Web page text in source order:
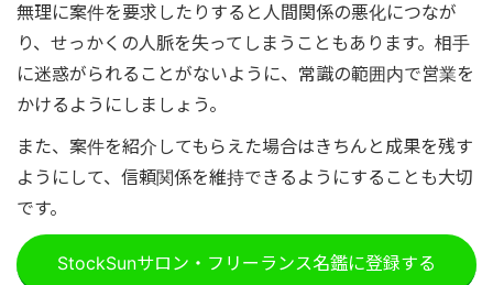
無理に案件を要求したりすると人間関係の悪化につなが
り、せっかくの人脈を失ってしまうこともあります。相手
に迷惑がられることがないように、常識の範囲内で営業を
かけるようにしましょう。
また、案件を紹介してもらえた場合はきちんと成果を残す
ようにして、信頼関係を維持できるようにすることも大切
です。
StockSunサロン・フリーランス名鑑に登録する